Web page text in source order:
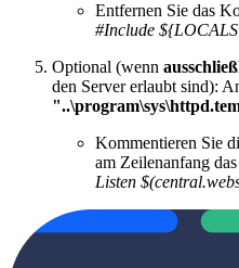
Entfernen Sie das
#Include
Optional (wenn
den Server erlaubt sind):
Kommentieren Sie
am Zeilenanfang
Listen